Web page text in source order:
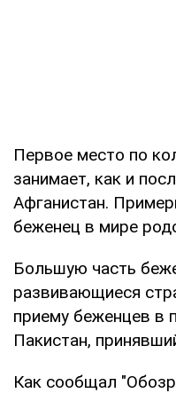
Первое место по
занимает, как и
Афганистан.
беженец в мире
Большую часть
развивающиеся
приему беженцев в
Пакистан,
Как сообщал